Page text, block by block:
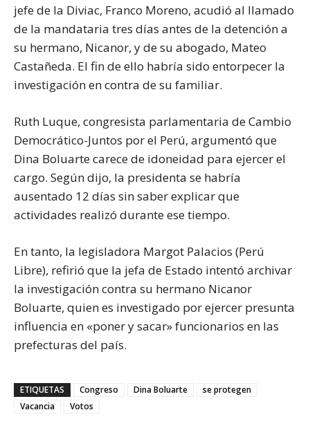
jefe de la Diviac, Franco Moreno, acudió al llamado
de la mandataria tres días antes de la detención a
su hermano, Nicanor, y de su abogado, Mateo
Castañeda. El fin de ello habría sido entorpecer la
investigación en contra de su familiar.
Ruth Luque, congresista parlamentaria de Cambio
Democrático-Juntos por el Perú, argumentó que
Dina Boluarte carece de idoneidad para ejercer el
cargo. Según dijo, la presidenta se habría
ausentado 12 días sin saber explicar que
actividades realizó durante ese tiempo.
En tanto, la legisladora Margot Palacios (Perú
Libre), refirió que la jefa de Estado intentó archivar
la investigación contra su hermano Nicanor
Boluarte, quien es investigado por ejercer presunta
influencia en «poner y sacar» funcionarios en las
prefecturas del país.
ETIQUETAS Congreso Dina Boluarte
se protegen
Vacancia
Votos